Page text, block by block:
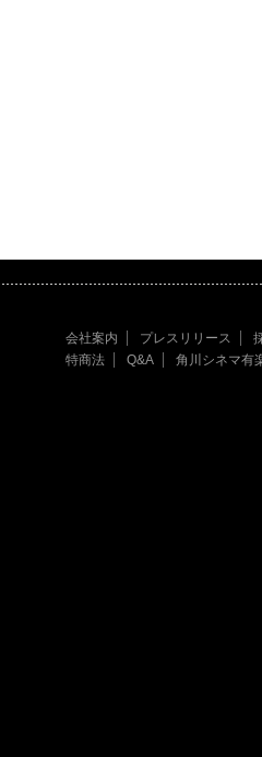
会社案内 プレスリリース
特商法
Q&A 角川シネマ有